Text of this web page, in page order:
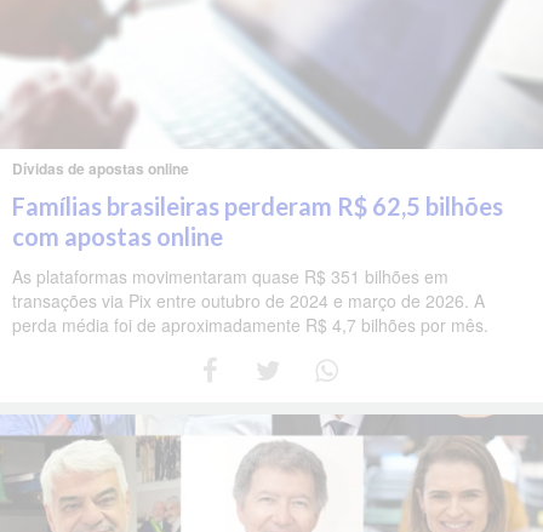
Dívidas de apostas online
Famílias brasileiras perderam R$ 62,5 bilhões
com apostas online
As plataformas movimentaram quase R$ 351 bilhões em
transações via Pix entre outubro de 2024 e março de 2026. A
perda média foi de aproximadamente R$ 4,7 bilhões por mês.